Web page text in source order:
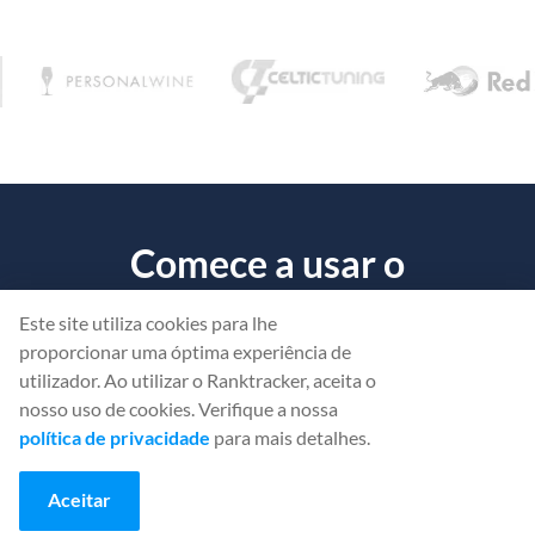
Comece a usar o
Ranktracker... De graça!
Descubra o que está impedindo oseu sitede voltar ao ranking.
CRIAR UMA CONTA GRATUITA
Este site utiliza cookies para lhe
proporcionar uma óptima experiência de
utilizador. Ao utilizar o Ranktracker, aceita o
nosso uso de cookies. Verifique a nossa
política de privacidade para mais detalhes.
Aceitar